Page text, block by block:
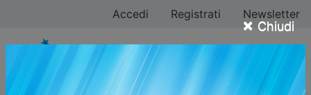
× Chiudi
Accedi Registrati Newsletter